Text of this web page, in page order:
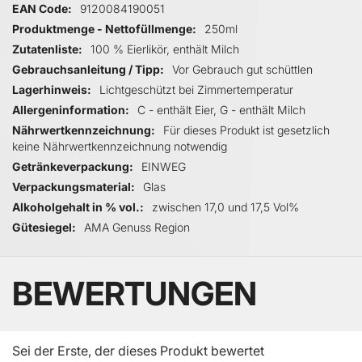
EAN Code
9120084190051
Produktmenge - Nettofüllmenge
250ml
Zutatenliste
100 % Eierlikör, enthält Milch
Gebrauchsanleitung / Tipp
Vor Gebrauch gut schüttlen
Lagerhinweis
Lichtgeschützt bei Zimmertemperatur
Allergeninformation
C - enthält Eier, G - enthält Milch
Nährwertkennzeichnung
Für dieses Produkt ist gesetzlich
keine Nährwertkennzeichnung notwendig
Getränkeverpackung
EINWEG
Verpackungsmaterial
Glas
Alkoholgehalt in % vol.
zwischen 17,0 und 17,5 Vol%
Gütesiegel
AMA Genuss Region
BEWERTUNGEN
Sei der Erste, der dieses Produkt bewertet